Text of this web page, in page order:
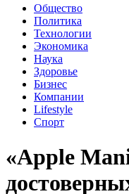
Общество
Политика
Технологии
Экономика
Наука
Здоровье
Бизнес
Компании
Lifestyle
Спорт
«Apple